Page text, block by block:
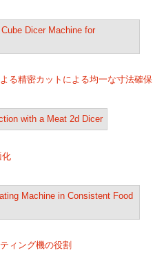
る精密カットによる均一な寸法確保
化
ィング機の役割